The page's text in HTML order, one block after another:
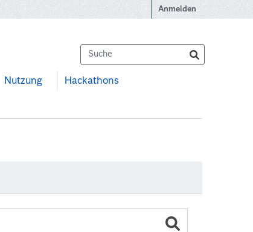
Anmelden
Nutzung Hackathons